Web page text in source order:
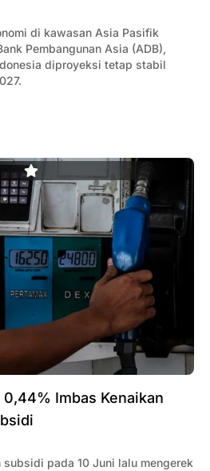
di kawasan Asia Pasifik
Pembangunan Asia (ADB),
diproyeksi tetap stabil
Imbas Kenaikan
subsidi pada 10 Juni lalu mengerek